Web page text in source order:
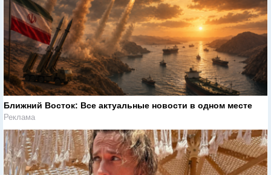
Ближний Восток: Все актуальные новости в одном месте
Реклама